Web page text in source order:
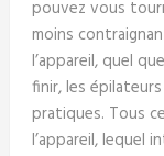
pouvez vous
moins
l’appareil, quel
finir, les
pratiques. Tous
l’appareil, lequel